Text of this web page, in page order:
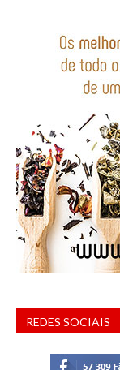
REDES SOCIAIS